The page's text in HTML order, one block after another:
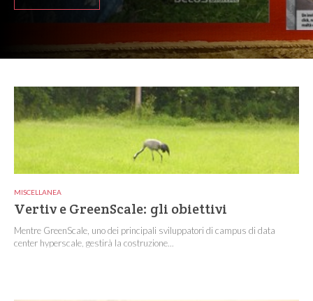
MISCELLANEA
Vertiv e GreenScale: gli obiettivi
Mentre GreenScale, uno dei principali sviluppatori di campus di data
center hyperscale, gestirà la costruzione...